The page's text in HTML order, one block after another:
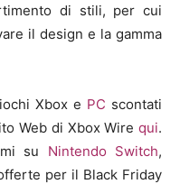
di stili, per cui
il design e la gamma
Xbox e PC scontati
Web di Xbox Wire qui.
su Nintendo Switch,
per il Black Friday